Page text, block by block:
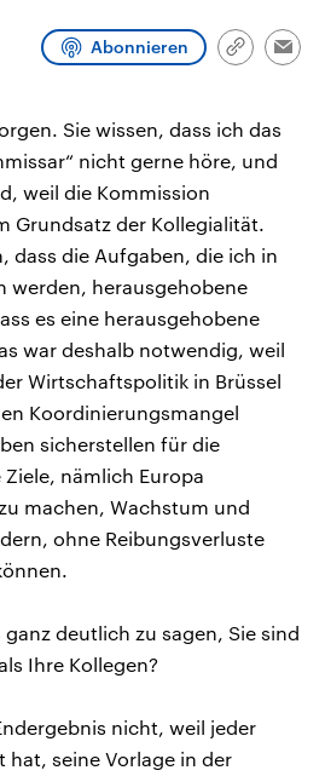
Abonnieren
Link
Sie wissen, dass ich das
nicht gerne höre, und
weil die Kommission
Grundsatz der Kollegialität.
dass die Aufgaben, die ich in
werden, herausgehobene
es eine herausgehobene
war deshalb notwendig, weil
Wirtschaftspolitik in Brüssel
Koordinierungsmangel
sicherstellen für die
nämlich Europa
machen, Wachstum und
ohne Reibungsverluste
ganz deutlich zu sagen, Sie sind
Ihre Kollegen?
nicht, weil jeder
hat, seine Vorlage in der